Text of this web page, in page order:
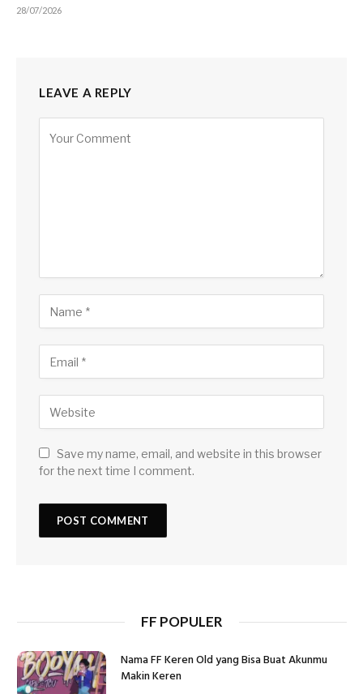
28/07/2026
LEAVE A REPLY
Save my name, email, and website in this browser
for the next time I comment.
FF POPULER
Nama FF Keren Old yang Bisa Buat Akunmu
Makin Keren